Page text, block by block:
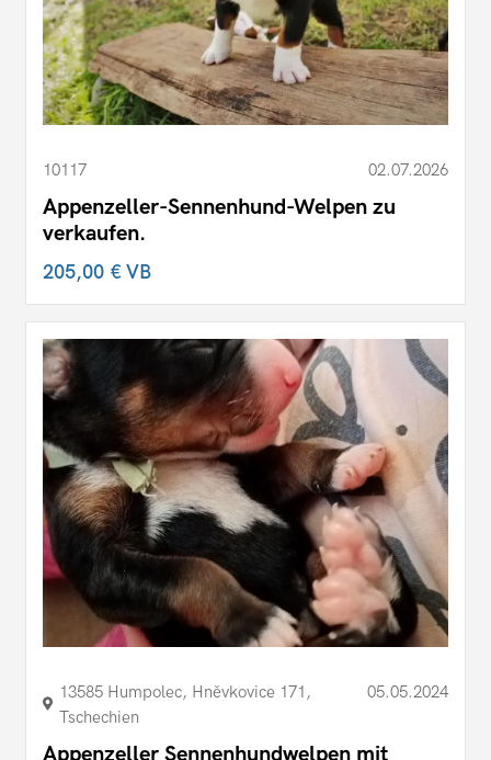
10117 02.07.2026
Appenzeller-Sennenhund-Welpen zu
verkaufen.
205,00 €VB
13585 Humpolec, Hněvkovice 171,
Tschechien
05.05.2024
Appenzeller Sennenhundwelpen mit